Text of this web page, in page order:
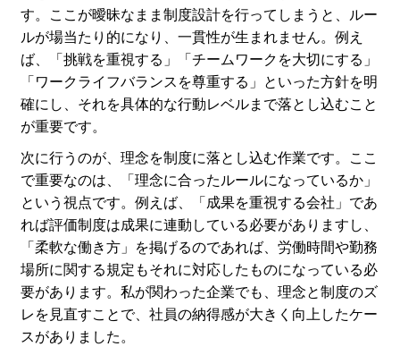
す。ここが曖昧なまま制度設計を行ってしまうと、ルー
ルが場当たり的になり、一貫性が生まれません。例え
ば、「挑戦を重視する」「チームワークを大切にする」
「ワークライフバランスを尊重する」といった方針を明
確にし、それを具体的な行動レベルまで落とし込むこと
が重要です。
次に行うのが、理念を制度に落とし込む作業です。ここ
で重要なのは、「理念に合ったルールになっているか」
という視点です。例えば、「成果を重視する会社」であ
れば評価制度は成果に連動している必要がありますし、
「柔軟な働き方」を掲げるのであれば、労働時間や勤務
場所に関する規定もそれに対応したものになっている必
要があります。私が関わった企業でも、理念と制度のズ
レを見直すことで、社員の納得感が大きく向上したケー
スがありました。